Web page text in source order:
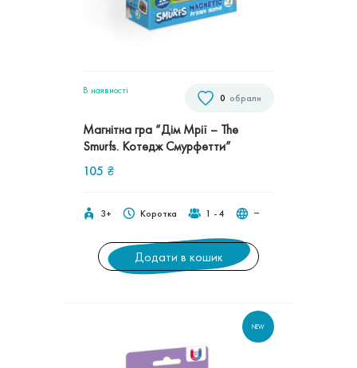
обрали
0
В наявностi
Магнітна гра “Дім Мрії – The
Smurfs. Котедж Смурфетти”
105 ₴
3+ Коротка 1 - 4 ‒
Додати в кошик
NEW